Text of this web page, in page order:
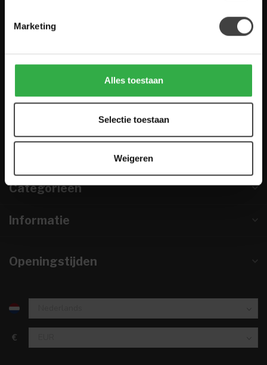
Marketing
Alles toestaan
Selectie toestaan
Weigeren
Zandwilg 21
Nederland
info@houtenmeubeloutlet.nl
KVK nummer:67984495
NL857253633B01
Categorieën
Informatie
Openingstijden
€